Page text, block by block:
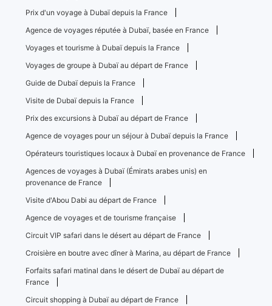
Prix ​​d'un voyage à Dubaï depuis la France
Agence de voyages réputée à Dubaï, basée en France
Voyages et tourisme à Dubaï depuis la France
Voyages de groupe à Dubaï au départ de France
Guide de Dubaï depuis la France
Visite de Dubaï depuis la France
Prix ​​des excursions à Dubaï au départ de France
Agence de voyages pour un séjour à Dubaï depuis la France
Opérateurs touristiques locaux à Dubaï en provenance de France
Agences de voyages à Dubaï (Émirats arabes unis) en
provenance de France
Visite d'Abou Dabi au départ de France
Agence de voyages et de tourisme française
Circuit VIP safari dans le désert au départ de France
Croisière en boutre avec dîner à Marina, au départ de France
Forfaits safari matinal dans le désert de Dubaï au départ de
France
Circuit shopping à Dubaï au départ de France